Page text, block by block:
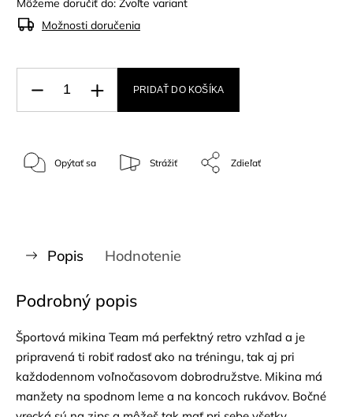
Možnosti doručenia
PRIDAŤ DO KOŠÍKA
Opýtať sa Strážiť Zdieľať
Popis Hodnotenie
Podrobný popis
Športová mikina Team má perfektný retro vzhľad a je
pripravená ti robiť radosť ako na tréningu, tak aj pri
každodennom voľnočasovom dobrodružstve. Mikina má
manžety na spodnom leme a na koncoch rukávov. Bočné